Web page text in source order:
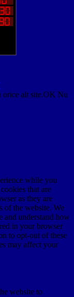
alt site.OK Nu
while you
that are
as they are
of the website. We
and understand how
in your browser
to opt-out of these
may affect your
website to